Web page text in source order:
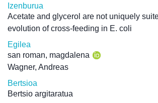
Izenburua
Acetate and glycerol are not uniquely
evolution of cross-feeding in E. coli
Egilea
san roman, magdalena
Wagner, Andreas
Bertsioa
Bertsio argitaratua